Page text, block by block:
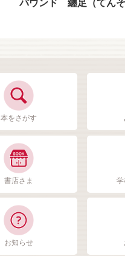
バウンド 纏足（てんそ
本をさがす
書店さま 学
お知らせ